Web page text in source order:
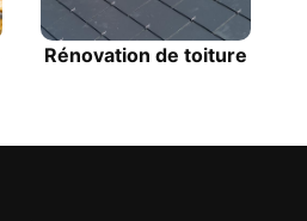
Rénovation de toiture